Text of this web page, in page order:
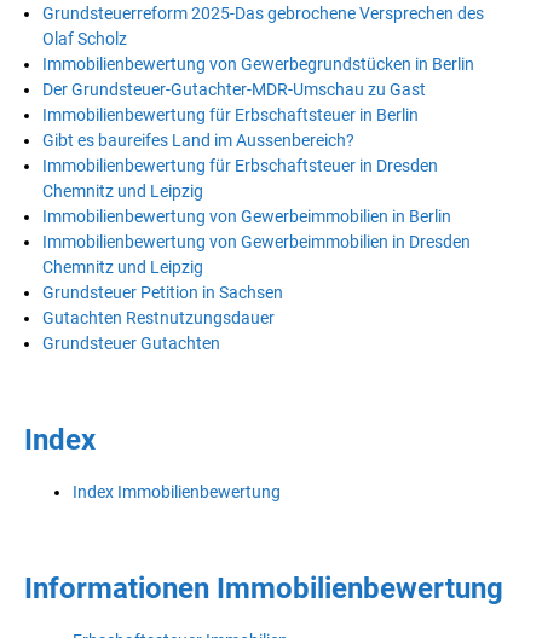
Grundsteuerreform 2025-Das gebrochene Versprechen des
Olaf Scholz
Immobilienbewertung von Gewerbegrundstücken in Berlin
Der Grundsteuer-Gutachter-MDR-Umschau zu Gast
Immobilienbewertung für Erbschaftsteuer in Berlin
Gibt es baureifes Land im Aussenbereich?
Immobilienbewertung für Erbschaftsteuer in Dresden
Chemnitz und Leipzig
Immobilienbewertung von Gewerbeimmobilien in Berlin
Immobilienbewertung von Gewerbeimmobilien in Dresden
Chemnitz und Leipzig
Grundsteuer Petition in Sachsen
Gutachten Restnutzungsdauer
Grundsteuer Gutachten
Index
Index Immobilienbewertung
Informationen Immobilienbewertung